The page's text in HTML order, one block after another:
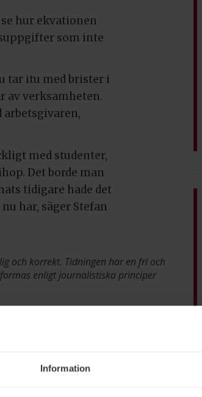
Information
hur ekvationen
som inte
tar itu med brister i
av verksamheten.
med studenter,
Det borde man
tidigare hade det
har, säger Stefan
och korrekt. Tidningen har en fri och
enligt journalistiska principer